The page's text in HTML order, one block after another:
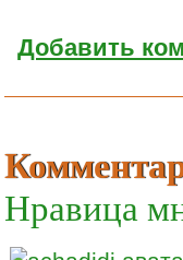
Добавить
Нравица